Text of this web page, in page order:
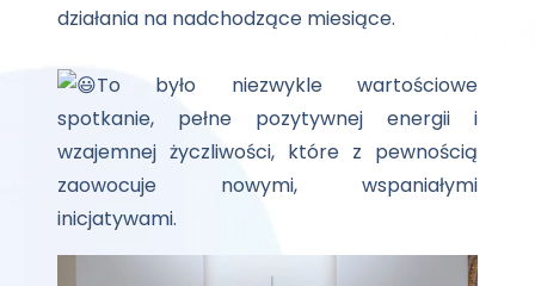
działania na nadchodzące miesiące.
To było niezwykle wartościowe
spotkanie, pełne pozytywnej energii i
wzajemnej życzliwości, które z pewnością
zaowocuje nowymi, wspaniałymi
inicjatywami.